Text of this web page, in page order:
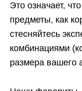
Это означает,
предметы, как
стесняйтесь
комбинациями
размера вашего